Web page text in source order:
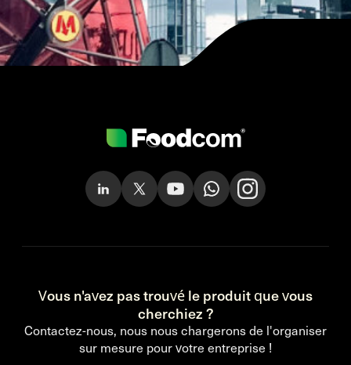
Vous n'avez pas trouvé le produit que vous
cherchiez ?
Contactez-nous, nous nous chargerons de l'organiser
sur mesure pour votre entreprise !